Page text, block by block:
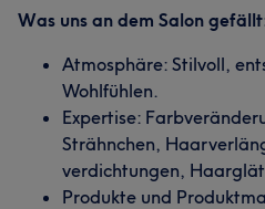
Was uns an dem Salon
Atmosphäre: Stilvoll,
Wohlfühlen.
Expertise:
Strähnchen,
verdichtungen,
Produkte und